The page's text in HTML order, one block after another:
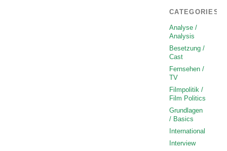
CATEGORIES
Analyse /
Analysis
Besetzung /
Cast
Fernsehen /
TV
Filmpolitik /
Film Politics
Grundlagen
/ Basics
International
Interview